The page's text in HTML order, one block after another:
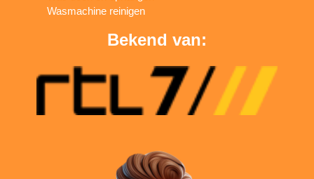
Wasmachine reinigen
Bekend van: